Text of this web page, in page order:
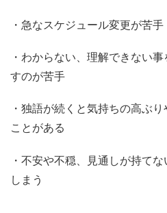
・急なスケジュール変更が苦手
・わからない、理解できない
すのが苦手
・独語が続くと気持ちの高ぶ
ことがある
・不安や不穏、見通しが持て
しまう